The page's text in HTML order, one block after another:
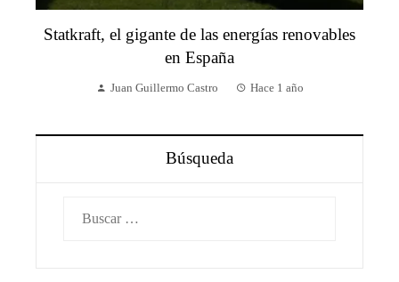
Statkraft, el gigante de las energías renovables
en España
Juan Guillermo Castro Hace 1 año
Búsqueda